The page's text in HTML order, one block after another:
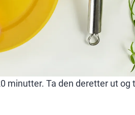
minutter. Ta den deretter ut og